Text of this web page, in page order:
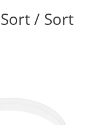
/ Sort